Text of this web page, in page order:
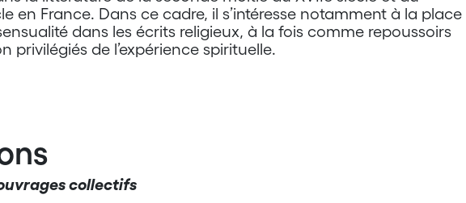
en France. Dans ce cadre, il s’intéresse notamment à la place
dans les écrits religieux, à la fois comme repoussoirs
privilégiés de l’expérience spirituelle.
collectifs